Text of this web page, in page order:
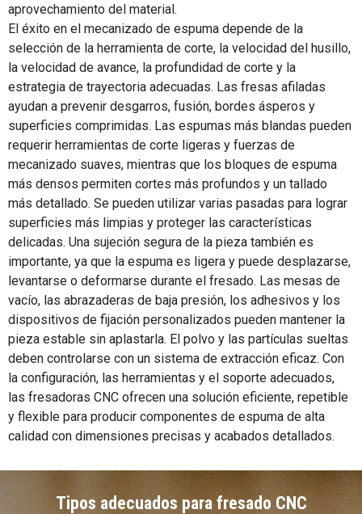
aprovechamiento del material.
El éxito en el mecanizado de espuma depende de la
selección de la herramienta de corte, la velocidad del husillo,
la velocidad de avance, la profundidad de corte y la
estrategia de trayectoria adecuadas. Las fresas afiladas
ayudan a prevenir desgarros, fusión, bordes ásperos y
superficies comprimidas. Las espumas más blandas pueden
requerir herramientas de corte ligeras y fuerzas de
mecanizado suaves, mientras que los bloques de espuma
más densos permiten cortes más profundos y un tallado
más detallado. Se pueden utilizar varias pasadas para lograr
superficies más limpias y proteger las características
delicadas. Una sujeción segura de la pieza también es
importante, ya que la espuma es ligera y puede desplazarse,
levantarse o deformarse durante el fresado. Las mesas de
vacío, las abrazaderas de baja presión, los adhesivos y los
dispositivos de fijación personalizados pueden mantener la
pieza estable sin aplastarla. El polvo y las partículas sueltas
deben controlarse con un sistema de extracción eficaz. Con
la configuración, las herramientas y el soporte adecuados,
las fresadoras CNC ofrecen una solución eficiente, repetible
y flexible para producir componentes de espuma de alta
calidad con dimensiones precisas y acabados detallados.
Tipos adecuados para fresado CNC